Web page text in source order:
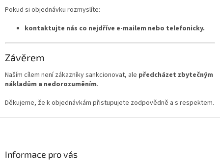
Pokud si objednávku rozmyslíte:
kontaktujte nás co nejdříve e-mailem nebo telefonicky.
Závěrem
Naším cílem není zákazníky sankcionovat, ale předcházet zbytečným
nákladům a nedorozuměním.
Děkujeme, že k objednávkám přistupujete zodpovědně a s respektem.
Informace pro vás